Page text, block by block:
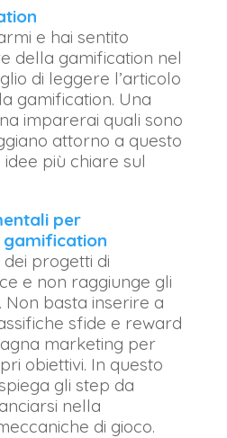
e hai sentito
della gamification nel
di leggere l’articolo
gamification. Una
imparerai quali sono
attorno a questo
più chiare sul
per
progetti di
e non raggiunge gli
Non basta inserire a
sfide e reward
marketing per
obiettivi. In questo
gli step da
nella
di gioco.